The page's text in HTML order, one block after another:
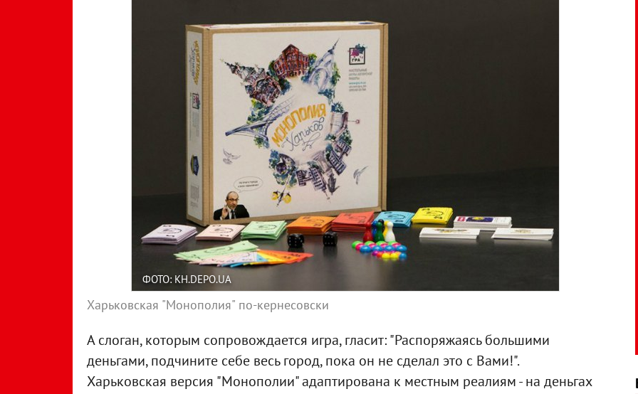
ФОТО: KH.DEPO.UA
Харьковская "Монополия" по-кернесовски
А слоган, которым сопровождается игра, гласит: "Распоряжаясь большими
деньгами, подчините себе весь город, пока он не сделал это с Вами!".
Харьковская версия "Монополии" адаптирована к местным реалиям - на деньгах